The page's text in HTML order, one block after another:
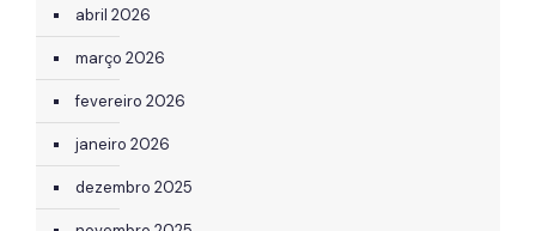
abril 2026
março 2026
fevereiro 2026
janeiro 2026
dezembro 2025